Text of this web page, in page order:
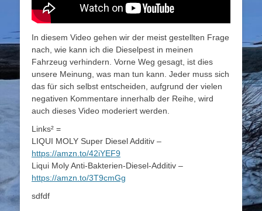
In diesem Video gehen wir der meist gestellten Frage
nach, wie kann ich die Dieselpest in meinen
Fahrzeug verhindern. Vorne Weg gesagt, ist dies
unsere Meinung, was man tun kann. Jeder muss sich
das für sich selbst entscheiden, aufgrund der vielen
negativen Kommentare innerhalb der Reihe, wird
auch dieses Video moderiert werden.
Links² =
LIQUI MOLY Super Diesel Additiv –
https://amzn.to/42iYEF9
Liqui Moly Anti-Bakterien-Diesel-Additiv –
https://amzn.to/3T9cmGg
sdfdf